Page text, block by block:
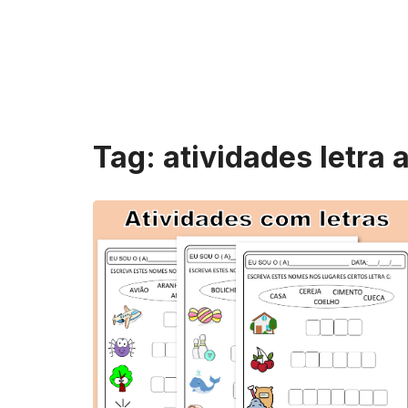
Tag: atividades letra